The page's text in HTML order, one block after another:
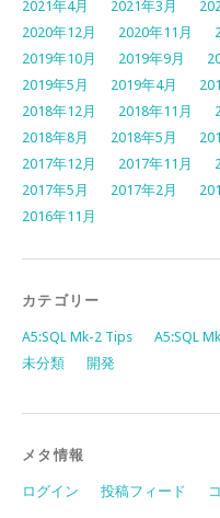
2021年4月
2021年3月
2020年12月
2020年11月
2019年10月
2019年9月
2019年5月
2019年4月
2018年12月
2018年11月
2018年8月
2018年5月
2017年12月
2017年11月
2017年5月
2017年2月
2016年11月
カテゴリー
A5:SQL Mk-2 Tips A5:SQL
未分類
開発
メタ情報
ログイン 投稿フィード